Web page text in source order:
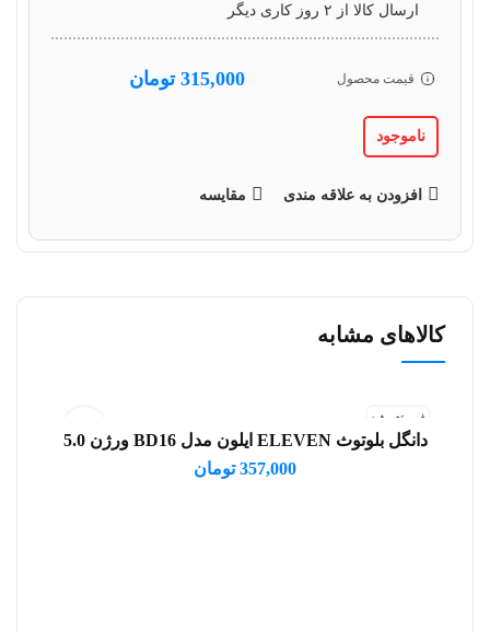
ارسال کالا از ۲ روز کاری دیگر
قیمت محصول 315,000 تومان
ناموجود
افزودن به علاقه مندی مقایسه
کالاهای مشابه
فروخته شد
اطلاعات بیشتر
دانگل بلوتوث ELEVEN ایلون مدل BD16 ورژن 5.0
357,000 تومان